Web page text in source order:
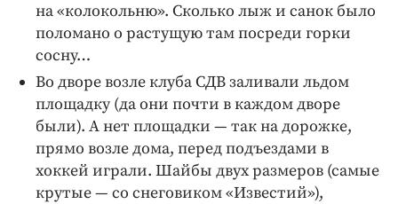
на «колокольню». Сколько лыж и санок было
поломано о растущую там посреди горки
сосну…
Во дворе возле клуба СДВ заливали льдом
площадку (да они почти в каждом дворе
были). А нет площадки — так на дорожке,
прямо возле дома, перед подъездами в
хоккей играли. Шайбы двух размеров (самые
крутые — со снеговиком «Известий»),